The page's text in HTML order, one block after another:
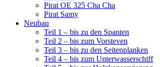
Pirat OE 325 Cha Cha
Pirat Samy
Neubau
Teil 1 – bis zu den Spanten
Teil 2 – bis zum Vorsteven
Teil 3 – bis zu den Seitenplanken
Teil 4 – bis zum Unterwasserschiff